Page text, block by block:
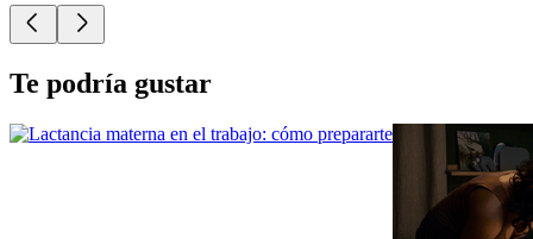
Te podría gustar